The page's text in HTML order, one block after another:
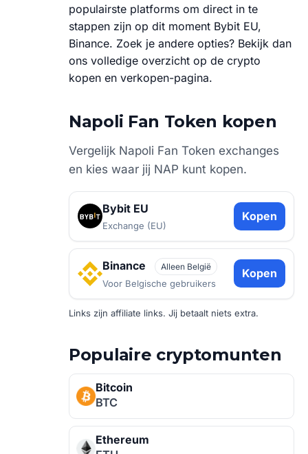
populairste platforms om direct in te
stappen zijn op dit moment Bybit EU,
Binance. Zoek je andere opties? Bekijk dan
ons volledige overzicht op de crypto
kopen en verkopen-pagina.
Napoli Fan Token kopen
Vergelijk Napoli Fan Token exchanges
en kies waar jij NAP kunt kopen.
Bybit EU
Exchange (EU)
Kopen
Binance Alleen België
Voor Belgische gebruikers
Kopen
Links zijn affiliate links. Jij betaalt niets extra.
Populaire cryptomunten
Bitcoin
BTC
Ethereum